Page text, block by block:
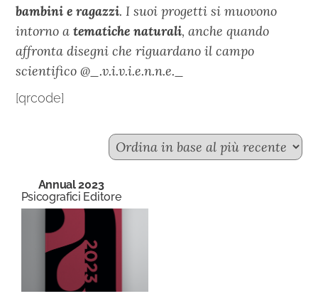
bambini e ragazzi. I suoi progetti si muovono
intorno atematiche naturali, anche quando
affronta disegni che riguardano il campo
scientifico @_.v.i.v.i.e.n.n.e._
[qrcode]
Annual 2023
Psicografici Editore